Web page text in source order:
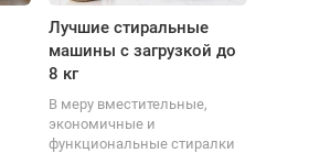
Лучшие стиральные
машины с загрузкой до
8 кг
В меру вместительные,
экономичные и
функциональные стиралки